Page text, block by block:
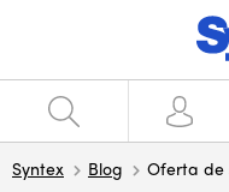
Syntex Blog Oferta de